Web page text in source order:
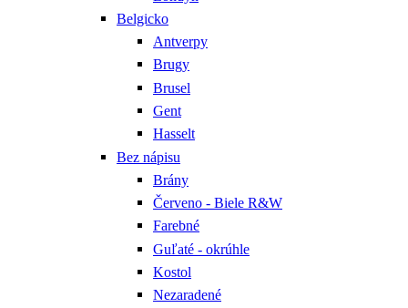
Belgicko
Antverpy
Brugy
Brusel
Gent
Hasselt
Bez nápisu
Brány
Červeno - Biele R&W
Farebné
Guľaté - okrúhle
Kostol
Nezaradené